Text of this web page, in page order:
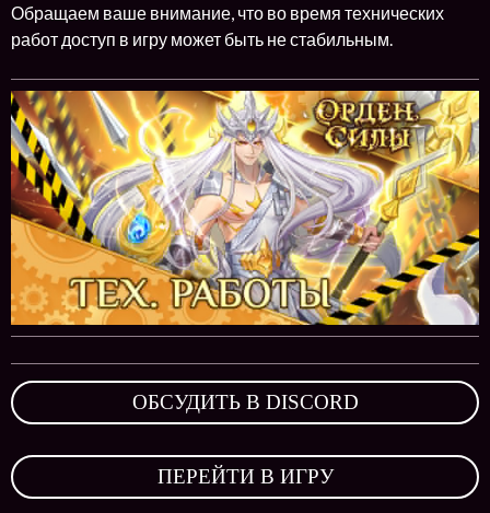
Обращаем ваше внимание, что во время технических
работ доступ в игру может быть не стабильным.
ОБСУДИТЬ В DISCORD
ПЕРЕЙТИ В ИГРУ